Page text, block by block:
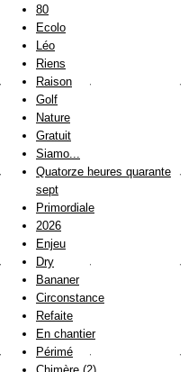
80
Ecolo
Léo
Riens
Raison
Golf
Nature
Gratuit
Siamo...
Quatorze heures quarante
sept
Primordiale
2026
Enjeu
Dry
Bananer
Circonstance
Refaite
En chantier
Périmé